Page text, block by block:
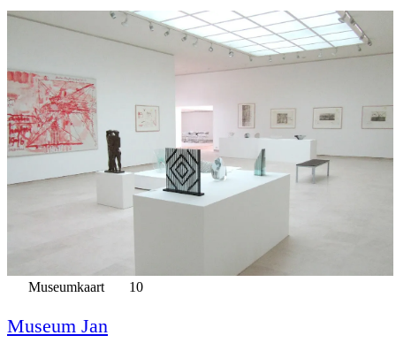
Museumkaart 10
Museum Jan